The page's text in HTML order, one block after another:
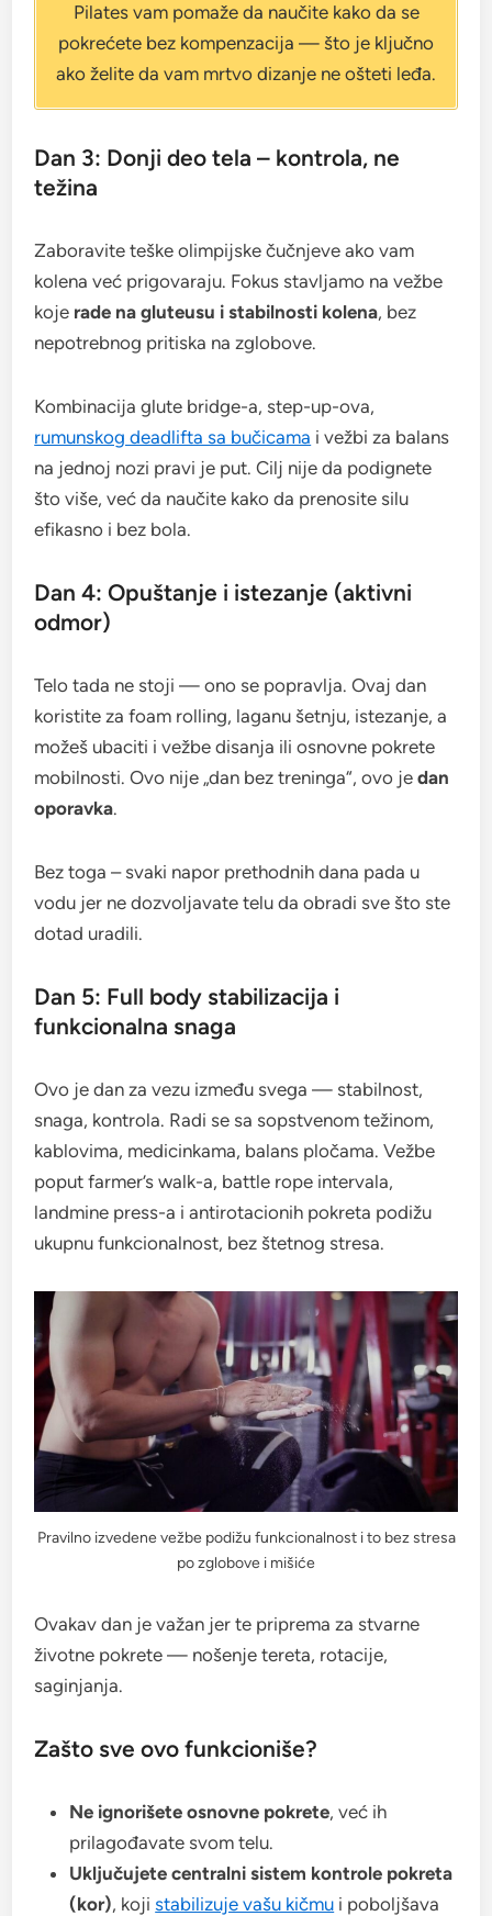
Pilates vam pomaže da naučite kako da se
pokrećete bez kompenzacija — što je ključno
ako želite da vam mrtvo dizanje ne ošteti leđa.
Dan 3: Donji deo tela – kontrola, ne
težina
Zaboravite teške olimpijske čučnjeve ako vam
kolena već prigovaraju. Fokus stavljamo na vežbe
koje rade na gluteusu i stabilnosti kolena, bez
nepotrebnog pritiska na zglobove.
Kombinacija glute bridge-a, step-up-ova,
rumunskog deadlifta sa bučicama i vežbi za balans
na jednoj nozi pravi je put. Cilj nije da podignete
što više, već da naučite kako da prenosite silu
efikasno i bez bola.
Dan 4: Opuštanje i istezanje (aktivni
odmor)
Telo tada ne stoji — ono se popravlja. Ovaj dan
koristite za foam rolling, laganu šetnju, istezanje, a
možeš ubaciti i vežbe disanja ili osnovne pokrete
mobilnosti. Ovo nije „dan bez treninga“, ovo jedan
oporavka.
Bez toga – svaki napor prethodnih dana pada u
vodu jer ne dozvoljavate telu da obradi sve što ste
dotad uradili.
Dan 5: Full body stabilizacija i
funkcionalna snaga
Ovo je dan za vezu između svega — stabilnost,
snaga, kontrola. Radi se sa sopstvenom težinom,
kablovima, medicinkama, balans pločama. Vežbe
poput farmer’s walk-a, battle rope intervala,
landmine press-a i antirotacionih pokreta podižu
ukupnu funkcionalnost, bez štetnog stresa.
Pravilno izvedene vežbe podižu funkcionalnost i to bez stresa
po zglobove i mišiće
Ovakav dan je važan jer te priprema za stvarne
životne pokrete — nošenje tereta, rotacije,
saginjanja.
Zašto sve ovo funkcioniše?
Ne ignorišete osnovne pokrete, već ih
prilagođavate svom telu.
Uključujete centralni sistem kontrole pokreta
(kor), kojistabilizuje vašu kičmu i poboljšava